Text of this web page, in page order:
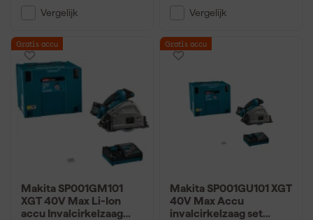
Vergelijk Vergelijk
Gratis accu
Makita SP001GM101
XGT 40V Max Li-Ion
accu Invalcirkelzaag
Gratis accu
Makita SP001GU101 XGT
40V Max Accu
invalcirkelzaag set